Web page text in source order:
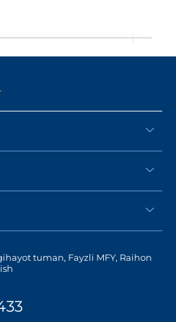
tuman, Fayzli MFY, Raihon